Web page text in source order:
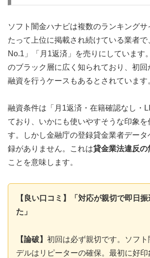
ソフト闇金ハナビは複数のランキング
たって上位に掲載され続けている業者で
No.1」「月1返済」を売りにしています
のブラック層に広く知られており、初
融資を行うケースもあるとされています
融資条件は「月1返済・在籍確認なし・
ており、いかにも使いやすそうな印象を
す。しかし金融庁の登録貸金業者データ
録がありません。これは貸金業法違反の
ことを意味します。
【良い口コミ】「対応が親切で即日振
た」
【論破】 初回は必ず親切です。ソフ
デルはリピーターの確保。最初に好